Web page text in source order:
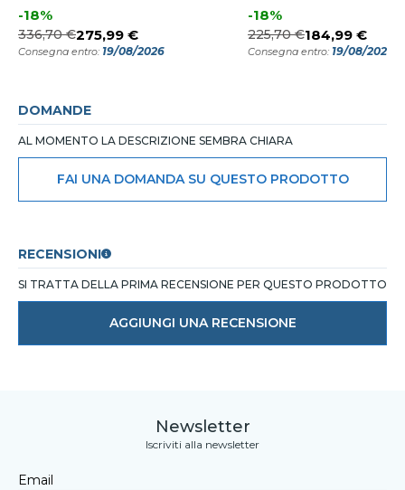
-18%
336,70 €275,99 €
Consegna entro: 19/08/2026
-18%
225,70 €184,99 €
Consegna entro: 19/08/2026
DOMANDE
AL MOMENTO LA DESCRIZIONE SEMBRA CHIARA
FAI UNA DOMANDA SU QUESTO PRODOTTO
RECENSIONI
SI TRATTA DELLA PRIMA RECENSIONE PER QUESTO PRODOTTO
AGGIUNGI UNA RECENSIONE
Newsletter
Iscriviti alla newsletter
Email